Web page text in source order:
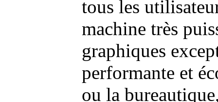
tous les
machine très
graphiques
performante et
ou la